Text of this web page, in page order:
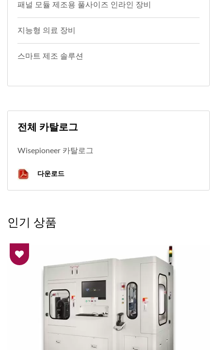
패널 모듈 제조용 풀사이즈 인라인 장비
지능형 의료 장비
스마트 제조 솔루션
전체 카탈로그
Wisepioneer 카탈로그
다운로드
인기 상품